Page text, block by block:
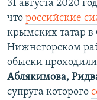
31 августа 2020
что российские
крымских татар в
Нижнегорском
обыски
Аблякимова,
супруга которого